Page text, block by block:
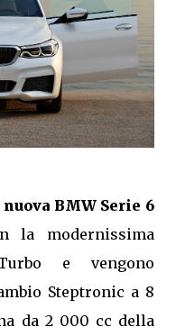
BMW Serie 6
la modernissima
e vengono
Steptronic a 8
da 2 000 cc della